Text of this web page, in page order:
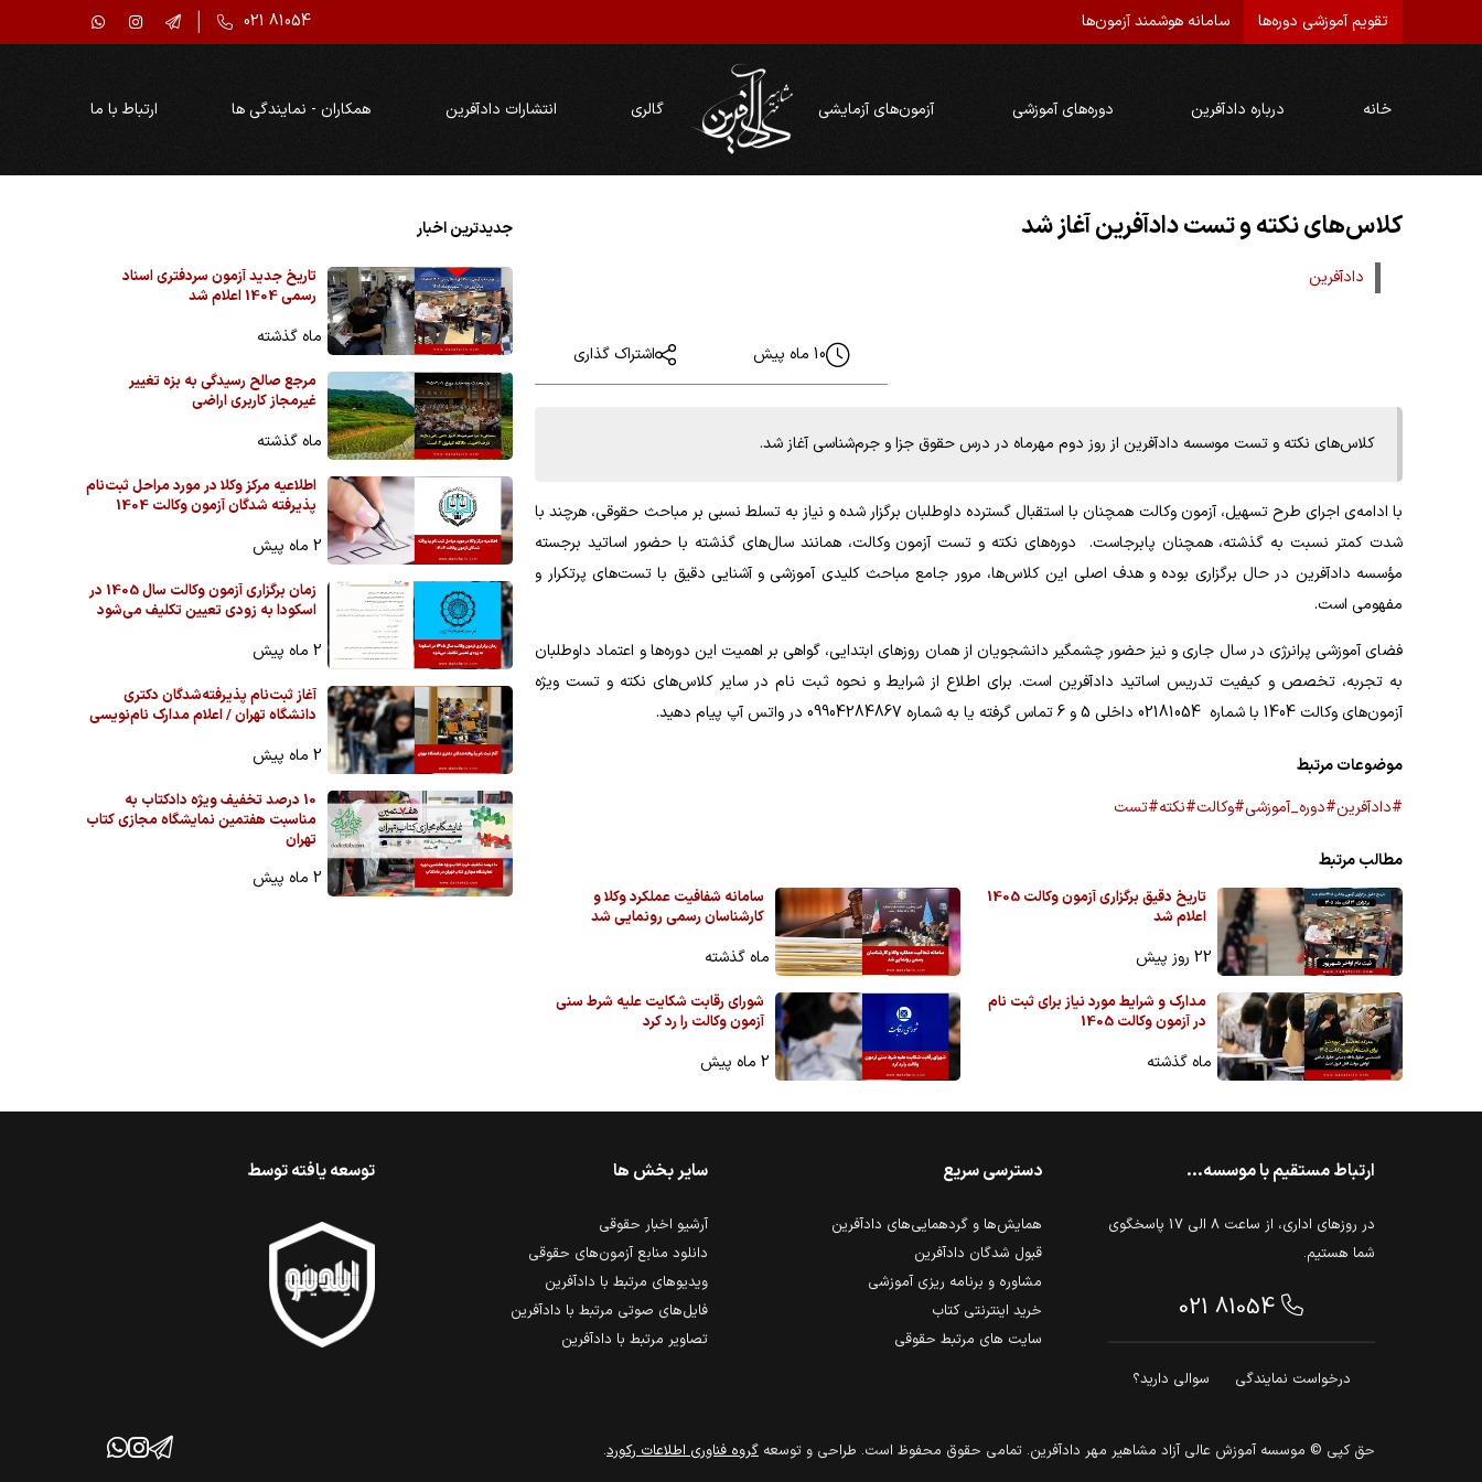
تقویم آموزشی دوره‌ها سامانه هوشمند آزمون‌ها 021 81054
خانه درباره دادآفرین دوره‌های آموزشی آزمون‌های آزمایشی گالری انتشارات دادآفرین همکاران - نمایندگی ها ارتباط با ما
کلاس‌های نکته و تست دادآفرین آغاز شد
دادآفرین
10 ماه پیش اشتراک گذاری
کلاس‌های نکته و تست موسسه دادآفرین از روز دوم مهرماه در درس حقوق جزا و جرم‌شناسی آغاز شد.
با ادامه‌ی اجرای طرح تسهیل، آزمون وکالت همچنان با استقبال گسترده داوطلبان برگزار شده و نیاز به تسلط نسبی بر مباحث حقوقی، هرچند با
شدت کمتر نسبت به گذشته، همچنان پابرجاست. دوره‌های نکته و تست آزمون وکالت، همانند سال‌های گذشته با حضور اساتید برجسته
مؤسسه دادآفرین در حال برگزاری بوده و هدف اصلی این کلاس‌ها، مرور جامع مباحث کلیدی آموزشی و آشنایی دقیق با تست‌های پرتکرار و
مفهومی است.
فضای آموزشی پرانرژی در سال جاری و نیز حضور چشمگیر دانشجویان از همان روزهای ابتدایی، گواهی بر اهمیت این دوره‌ها و اعتماد داوطلبان
به تجربه، تخصص و کیفیت تدریس اساتید دادآفرین است. برای اطلاع از شرایط و نحوه ثبت نام در سایر کلاس‌های نکته و تست ویژه
آزمون‌های وکالت 1404 با شماره 02181054 داخلی 5 و 6 تماس گرفته یا به شماره 09904284867 در واتس آپ پیام دهید.
موضوعات مرتبط
#دادآفرین#دوره_آموزشی#وکالت#نکته#تست
مطالب مرتبط
تاریخ دقیق برگزاری آزمون وکالت 1405
اعلام شد
22 روز پیش
سامانه شفافیت عملکرد وکلا و
کارشناسان رسمی رونمایی شد
ماه گذشته
مدارک و شرایط مورد نیاز برای ثبت نام
در آزمون وکالت 1405
ماه گذشته
شورای رقابت شکایت علیه شرط سنی
آزمون وکالت را رد کرد
2 ماه پیش
جدیدترین اخبار
تاریخ جدید آزمون سردفتری اسناد
رسمی 1404 اعلام شد
ماه گذشته
مرجع صالح رسیدگی به بزه تغییر
غیرمجاز کاربری اراضی
ماه گذشته
اطلاعیه مرکز وکلا در مورد مراحل ثبت‌نام
پذیرفته شدگان آزمون وکالت 1404
2 ماه پیش
زمان برگزاری آزمون وکالت سال 1405 در
اسکودا به زودی تعیین تکلیف می‌شود
2 ماه پیش
آغاز ثبت‌نام پذیرفته‌شدگان دکتری
دانشگاه تهران / اعلام مدارک نام‌نویسی
2 ماه پیش
10 درصد تخفیف ویژه دادکتاب به
مناسبت هفتمین نمایشگاه مجازی کتاب
تهران
2 ماه پیش
ارتباط مستقیم با موسسه...
در روزهای اداری، از ساعت 8 الی 17 پاسخگوی
شما هستیم.
021 81054
درخواست نمایندگی سوالی دارید؟
دسترسی سریع
همایش‌ها و گردهمایی‌های دادآفرین
قبول شدگان دادآفرین
مشاوره و برنامه ریزی آموزشی
خرید اینترنتی کتاب
سایت های مرتبط حقوقی
سایر بخش ها
آرشیو اخبار حقوقی
دانلود منابع آزمون‌های حقوقی
ویدیوهای مرتبط با دادآفرین
فایل‌های صوتی مرتبط با دادآفرین
تصاویر مرتبط با دادآفرین
توسعه یافته توسط
حق كپي © موسسه آموزش عالی آزاد مشاهیر مهر دادآفرین. تمامي حقوق محفوظ است. طراحي و توسعه گروه فناوري اطلاعات ركورد.